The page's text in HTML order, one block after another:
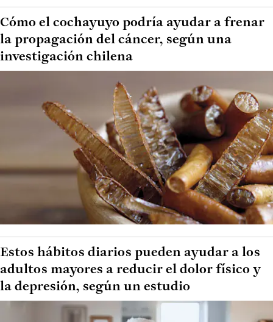
Cómo el cochayuyo podría ayudar a frenar
la propagación del cáncer, según una
investigación chilena
Estos hábitos diarios pueden ayudar a los
adultos mayores a reducir el dolor físico y
la depresión, según un estudio